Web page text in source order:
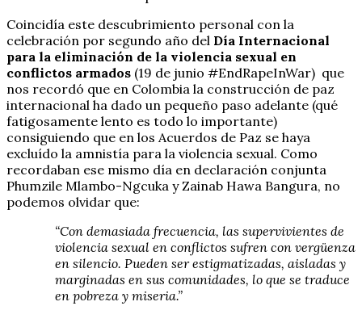
Coincidía este descubrimiento personal con la
celebración por segundo año del Día Internacional
para la eliminación de la violencia sexual en
conflictos armados (19 de junio #EndRapeInWar) que
nos recordó que en Colombia la construcción de paz
internacional ha dado un pequeño paso adelante (qué
fatigosamente lento es todo lo importante)
consiguiendo que en los Acuerdos de Paz se haya
excluído la amnistía para la violencia sexual. Como
recordaban ese mismo día en declaración conjunta
Phumzile Mlambo-Ngcuka y Zainab Hawa Bangura, no
podemos olvidar que:
“Con demasiada frecuencia, las supervivientes de
violencia sexual en conflictos sufren con vergüenza
en silencio. Pueden ser estigmatizadas, aisladas y
marginadas en sus comunidades, lo que se traduce
en pobreza y miseria.”